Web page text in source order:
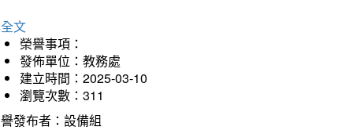
文
榮譽事項：
發佈單位：教務處
建立時間：2025-03-10
瀏覽次數：311
發布者：設備組